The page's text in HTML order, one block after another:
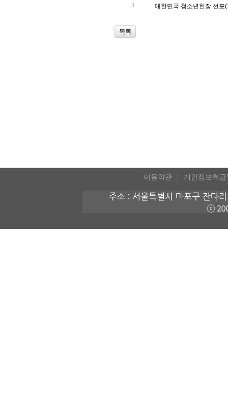
1 대한민국 청소년헌장 선포
목록
이용약관 개인정보취급